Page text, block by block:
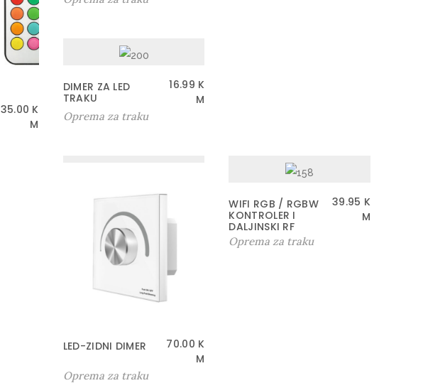
35.00 K
M
DIMER ZA LED
TRAKU
16.99 K
M
Oprema za traku
LED-ZIDNI DIMER 70.00 K
M
Oprema za traku
WIFI RGB / RGBW
KONTROLER I
DALJINSKI RF
39.95 K
M
Oprema za traku